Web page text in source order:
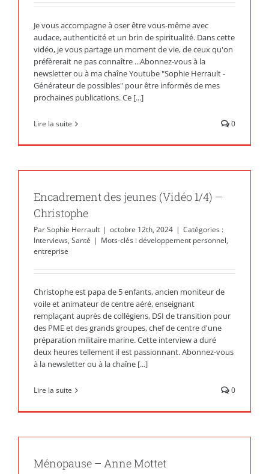
Je vous accompagne à oser être vous-même avec
audace, authenticité et un brin de spiritualité. Dans cette
vidéo, je vous partage un moment de vie, de ceux qu'on
préfèrerait ne pas connaître ...Abonnez-vous à la
newsletter ou à ma chaîne Youtube "Sophie Herrault -
Générateur de possibles" pour être informés de mes
prochaines publications. Ce [...]
Lire la suite 0
Encadrement des jeunes (Vidéo 1/4) –
Christophe
ParSophie Herrault | octobre 12th, 2024 | Catégories :
Interviews, Santé | Mots-clés :développement personnel,
entreprise
Christophe est papa de 5 enfants, ancien moniteur de
voile et animateur de centre aéré, enseignant
remplaçant auprès de collégiens, DSI de transition pour
des PME et des grands groupes, chef de centre d'une
préparation militaire marine. Cette interview a duré
deux heures tellement il est passionnant. Abonnez-vous
à la newsletter ou à la chaîne [...]
Lire la suite 0
Ménopause – Anne Mottet